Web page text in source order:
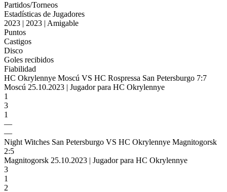
Partidos/Torneos
Estadísticas de Jugadores
2023 | 2023 | Amigable
Puntos
Castigos
Disco
Goles recibidos
Fiabilidad
HC Okrylennye Moscú VS HC Rospressa San Petersburgo 7:7
Moscú 25.10.2023 | Jugador para HC Okrylennye
1
3
1
—
—
Night Witches San Petersburgo VS HC Okrylennye Magnitogorsk
2:5
Magnitogorsk 25.10.2023 | Jugador para HC Okrylennye
3
1
2